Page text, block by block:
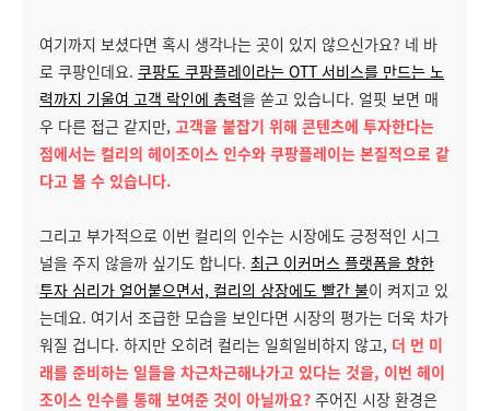
여기까지 보셨다면 혹시 생각나는 곳이 있지 않으신가요? 네 바
로 쿠팡인데요. 쿠팡도 쿠팡플레이라는 OTT 서비스를 만드는 노
력까지 기울여 고객 락인에 총력을 쏟고 있습니다. 얼핏 보면 매
우 다른 접근 같지만, 고객을 붙잡기 위해 콘텐츠에 투자한다는
점에서는 컬리의 헤이조이스 인수와 쿠팡플레이는 본질적으로 같
다고 볼 수 있습니다.
그리고 부가적으로 이번 컬리의 인수는 시장에도 긍정적인 시그
널을 주지 않을까 싶기도 합니다. 최근 이커머스 플랫폼을 향한
투자 심리가 얼어붙으면서, 컬리의 상장에도 빨간 불이 켜지고 있
는데요. 여기서 조급한 모습을 보인다면 시장의 평가는 더욱 차가
워질 겁니다. 하지만 오히려 컬리는 일희일비하지 않고, 더 먼 미
래를 준비하는 일들을 차근차근해나가고 있다는 것을, 이번 헤이
조이스 인수를 통해 보여준 것이 아닐까요? 주어진 시장 환경은